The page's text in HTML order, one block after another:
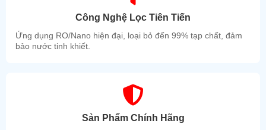
Công Nghệ Lọc Tiên Tiến
Ứng dụng RO/Nano hiện đại, loại bỏ đến 99% tạp chất, đảm
bảo nước tinh khiết.
Sản Phẩm Chính Hãng